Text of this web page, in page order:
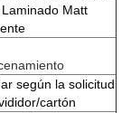
Matt
según la solicitud
cartón